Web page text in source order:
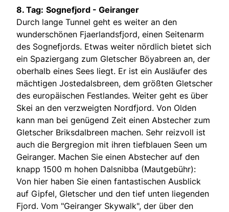
8. Tag: Sognefjord - Geiranger
Durch lange Tunnel geht es weiter an den
wunderschönen Fjaerlandsfjord, einen Seitenarm
des Sognefjords. Etwas weiter nördlich bietet sich
ein Spaziergang zum Gletscher Böyabreen an, der
oberhalb eines Sees liegt. Er ist ein Ausläufer des
mächtigen Jostedalsbreen, dem größten Gletscher
des europäischen Festlandes. Weiter geht es über
Skei an den verzweigten Nordfjord. Von Olden
kann man bei genügend Zeit einen Abstecher zum
Gletscher Briksdalbreen machen. Sehr reizvoll ist
auch die Bergregion mit ihren tiefblauen Seen um
Geiranger. Machen Sie einen Abstecher auf den
knapp 1500 m hohen Dalsnibba (Mautgebühr):
Von hier haben Sie einen fantastischen Ausblick
auf Gipfel, Gletscher und den tief unten liegenden
Fjord. Vom "Geiranger Skywalk", der über den